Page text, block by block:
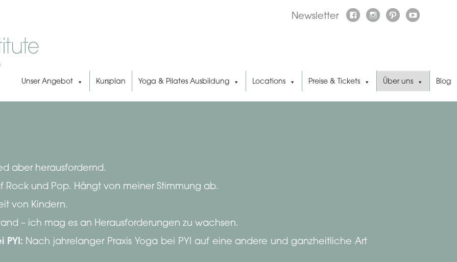
Newsletter
Unser Angebot Kursplan Yoga & Pilates Ausbildung Locations Preise & Tickets Über uns Blog
aber herausfordernd.
Rock und Pop. Hängt von meiner Stimmung ab.
von Kindern.
– ich mag es an Herausforderungen zu wachsen.
PYI: Nach jahrelanger Praxis Yoga bei PYI auf eine andere und ganzheitliche Art